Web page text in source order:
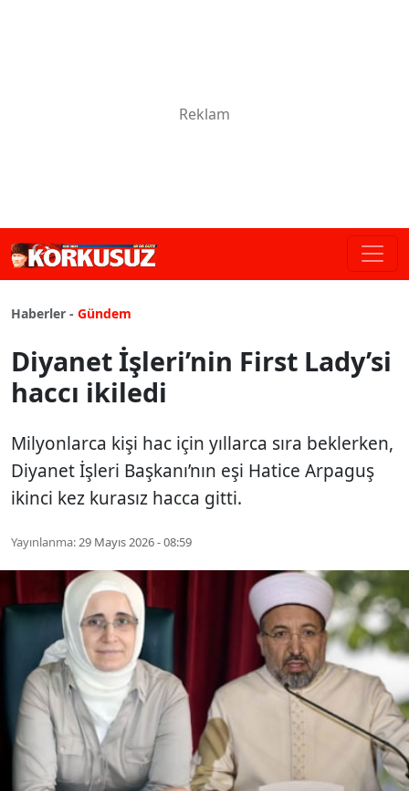
Haberler - Gündem
Diyanet İşleri’nin First Lady’si
haccı ikiledi
Milyonlarca kişi hac için yıllarca sıra beklerken,
Diyanet İşleri Başkanı’nın eşi Hatice Arpaguş
ikinci kez kurasız hacca gitti.
Yayınlanma:29 Mayıs 2026 - 08:59